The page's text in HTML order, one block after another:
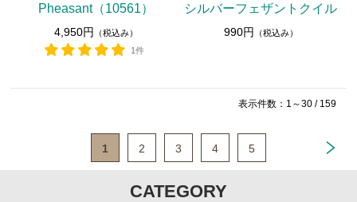
Pheasant（10561）
4,950円
（税込み）
1件
シルバーフェザントクイル
990円 （税込み）
表示件数：1～30 / 159
1 2 3 4 5
CATEGORY